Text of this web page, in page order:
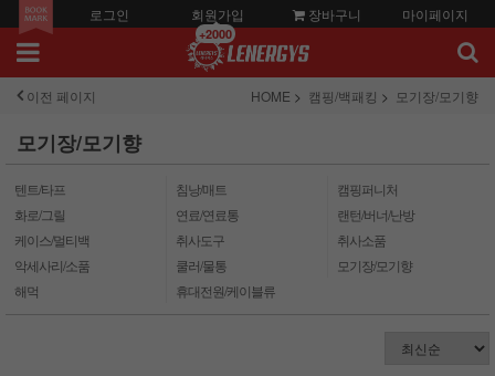
로그인 회원가입
+2000
장바구니 마이페이지
이전 페이지 HOME 캠핑/백패킹 모기장/모기향
모기장/모기향
텐트/타프 침낭/매트
캠핑퍼니처
화로/그릴
연료/연료통
랜턴/버너/난방
케이스/멀티백
취사도구
취사소품
악세사리/소품
쿨러/물통
모기장/모기향
해먹
휴대전원/케이블류